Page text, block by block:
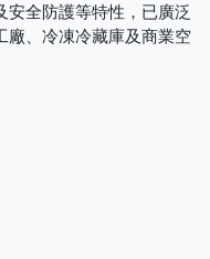
安全防護等特性，已廣泛
廠、冷凍冷藏庫及商業空